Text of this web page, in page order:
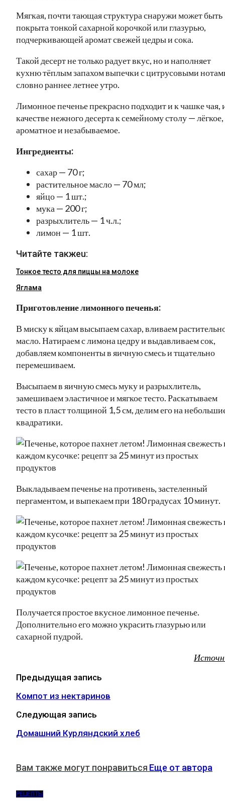
Мягкая, почти тающая структура снаружи может быть
покрыта тонкой сахарной корочкой или глазурью,
подчеркивающей аромат свежей цедры и сока.
Такой десерт не только радует вкус, но и наполняет
кухню тёплым запахом выпечки с цитрусовыми
словно раннее летнее утро.
Лимонное печенье прекрасно подходит и к чашке чая,
качестве нежного десерта к семейному столу — лёгкое,
ароматное и незабываемое.
Ингредиенты:
сахар — 70 г;
растительное масло — 70 мл;
яйцо — 1 шт.;
мука — 200 г;
разрыхлитель — 1 ч.л.;
лимон — 1 шт.
Читайте такжеu:
Тонкое тесто для пиццы на молоке
Яглама
Приготовление лимонного печенья:
В миску к яйцам высыпаем сахар, вливаем
масло. Натираем с лимона цедру и выдавливаем сок,
добавляем компоненты в яичную смесь и тщательно
перемешиваем.
Высыпаем в яичную смесь муку и разрыхлитель,
замешиваем эластичное и мягкое тесто. Раскатываем
тесто в пласт толщиной 1,5 см, делим его на
квадратики.
Выкладываем печенье на противень, застеленный
пергаментом, и выпекаем при 180 градусах 10 минут.
Получается простое вкусное лимонное печенье.
Дополнительно его можно украсить глазурью или
сахарной пудрой.
Предыдущая запись
Компот из нектаринов
Следующая запись
Домашний Курляндский хлеб
Вам также могут понравиться Еще от автора
РЕЦЕПТЫ